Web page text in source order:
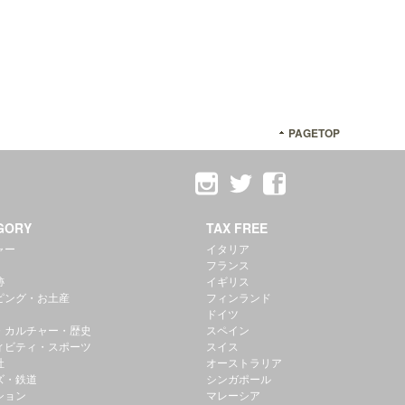
PAGETOP
ー
ング・お土産
カルチャー・歴史
ビティ・スポーツ
・鉄道
ョン
TAX FREE
イタリア
フランス
イギリス
フィンランド
ドイツ
スペイン
スイス
オーストラリア
シンガポール
マレーシア